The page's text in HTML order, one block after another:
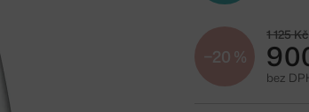
−20 %
1 125 Kč
bez